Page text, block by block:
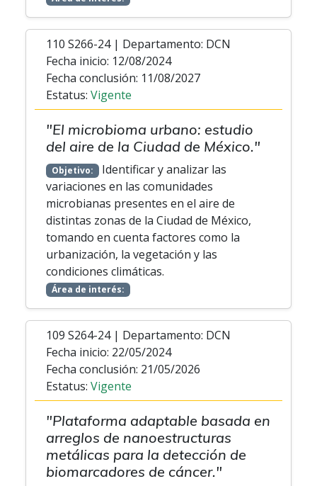
110 S266-24 | Departamento: DCN
Fecha inicio: 12/08/2024
Fecha conclusión: 11/08/2027
Estatus: Vigente
"El microbioma urbano: estudio
del aire de la Ciudad de México."
Objetivo: Identificar y analizar las
variaciones en las comunidades
microbianas presentes en el aire de
distintas zonas de la Ciudad de México,
tomando en cuenta factores como la
urbanización, la vegetación y las
condiciones climáticas.
Área de interés:
109 S264-24 | Departamento: DCN
Fecha inicio: 22/05/2024
Fecha conclusión: 21/05/2026
Estatus: Vigente
"Plataforma adaptable basada en
arreglos de nanoestructuras
metálicas para la detección de
biomarcadores de cáncer."